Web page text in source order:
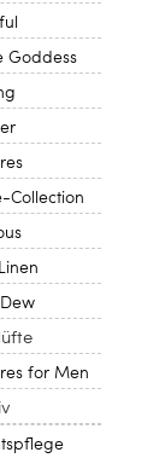
Goddess
Collection
for Men